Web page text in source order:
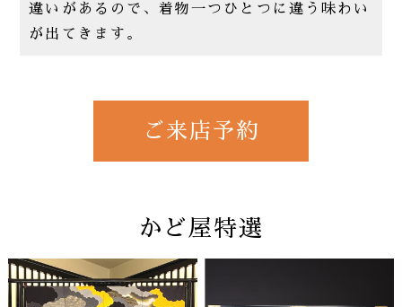
違いがあるので、着物一つひとつに違う味わい
が出てきます。
ご来店予約
かど屋特選